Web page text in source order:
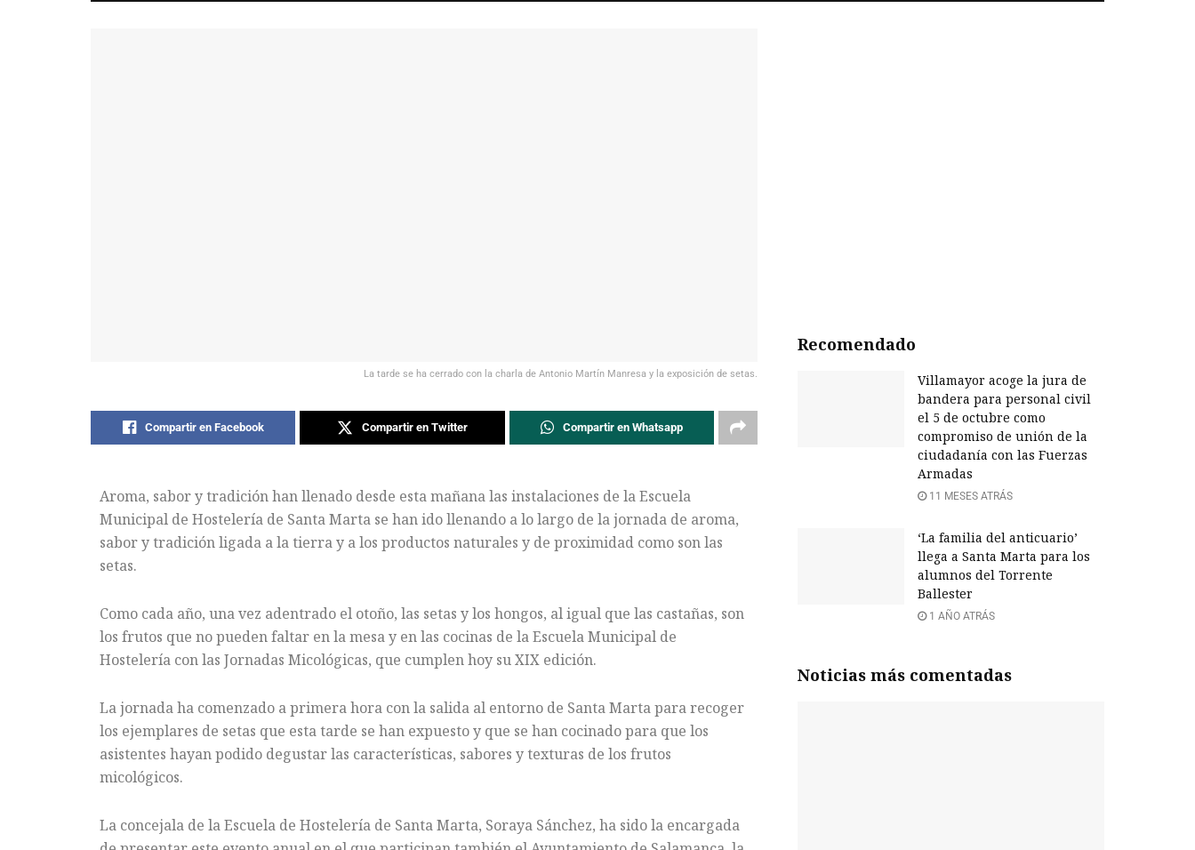
La tarde se ha cerrado con la charla de Antonio Martín Manresa y la exposición de setas.
Compartir en Facebook Compartir en Twitter Compartir en Whatsapp
Aroma, sabor y tradición han llenado desde esta mañana las instalaciones de la Escuela
Municipal de Hostelería de Santa Marta se han ido llenando a lo largo de la jornada de aroma,
sabor y tradición ligada a la tierra y a los productos naturales y de proximidad como son las
setas.
Como cada año, una vez adentrado el otoño, las setas y los hongos, al igual que las castañas, son
los frutos que no pueden faltar en la mesa y en las cocinas de la Escuela Municipal de
Hostelería con las Jornadas Micológicas, que cumplen hoy su XIX edición.
La jornada ha comenzado a primera hora con la salida al entorno de Santa Marta para recoger
los ejemplares de setas que esta tarde se han expuesto y que se han cocinado para que los
asistentes hayan podido degustar las características, sabores y texturas de los frutos
micológicos.
La concejala de la Escuela de Hostelería de Santa Marta, Soraya Sánchez, ha sido la encargada
Recomendado
Villamayor acoge la jura de
bandera para personal civil
el 5 de octubre como
compromiso de unión de la
ciudadanía con las Fuerzas
Armadas
11 MESES ATRÁS
‘La familia del anticuario’
llega a Santa Marta para los
alumnos del Torrente
Ballester
1 AÑO ATRÁS
Noticias más comentadas